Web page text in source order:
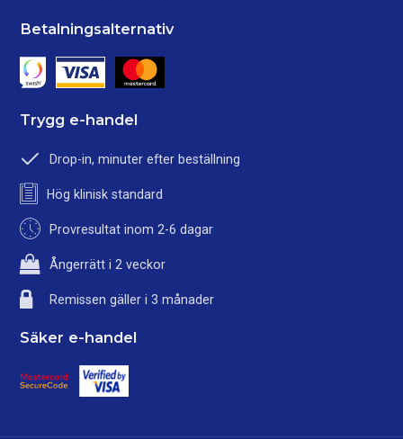
Betalningsalternativ
Trygg e-handel
Drop-in, minuter efter beställning
Hög klinisk standard
Provresultat inom 2-6 dagar
Ångerrätt i 2 veckor
Remissen gäller i 3 månader
Säker e-handel